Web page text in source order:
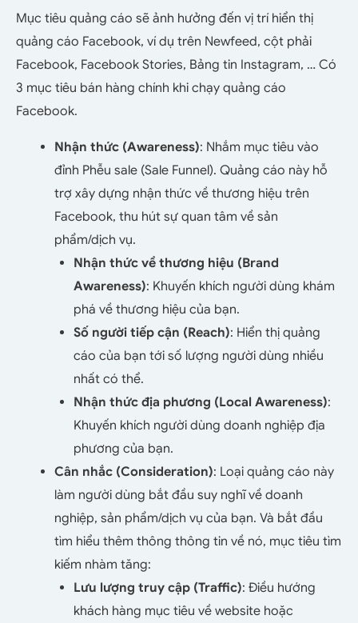
Mục tiêu quảng cáo sẽ ảnh hưởng đến vị trí hiển thị
quảng cáo Facebook, ví dụ trên Newfeed, cột phải
Facebook, Facebook Stories, Bảng tin Instagram, … Có
3 mục tiêu bán hàng chính khi chạy quảng cáo
Facebook.
Nhận thức (Awareness): Nhắm mục tiêu vào
đỉnh Phễu sale (Sale Funnel). Quảng cáo này hỗ
trợ xây dựng nhận thức về thương hiệu trên
Facebook, thu hút sự quan tâm về sản
phẩm/dịch vụ.
Nhận thức về thương hiệu (Brand
Awareness): Khuyến khích người dùng khám
phá về thương hiệu của bạn.
Số người tiếp cận (Reach): Hiển thị quảng
cáo của bạn tới số lượng người dùng nhiều
nhất có thể.
Nhận thức địa phương (Local Awareness):
Khuyến khích người dùng doanh nghiệp địa
phương của bạn.
Cân nhắc (Consideration): Loại quảng cáo này
làm người dùng bắt đầu suy nghĩ về doanh
nghiệp, sản phẩm/dịch vụ của bạn. Và bắt đầu
tìm hiểu thêm thông thông tin về nó, mục tiêu tìm
kiếm nhàm tăng:
Lưu lượng truy cập (Traffic): Điều hướng
khách hàng mục tiêu về website hoặc